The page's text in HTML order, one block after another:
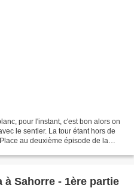
pour l'instant, c'est bon alors on
le sentier. La tour étant hors de
au deuxième épisode de la
à Sahorre - 1ère partie